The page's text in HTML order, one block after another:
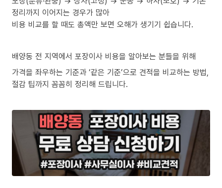
정리까지 이어지는 경우가 많아
비용 비교를 할 때도 총액만 보면 오해가 생기기 쉽습니다.
배양동 전 지역에서 포장이사 비용을 알아보는 분들을 위해
가격을 좌우하는 기준과 ‘같은 기준’으로 견적을 비교하는 방법,
절감 팁까지 꼼꼼히 정리해 드립니다.